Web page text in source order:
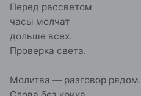
Перед рассветом
часы молчат
дольше всех.
Проверка света.
Молитва — разговор рядом.